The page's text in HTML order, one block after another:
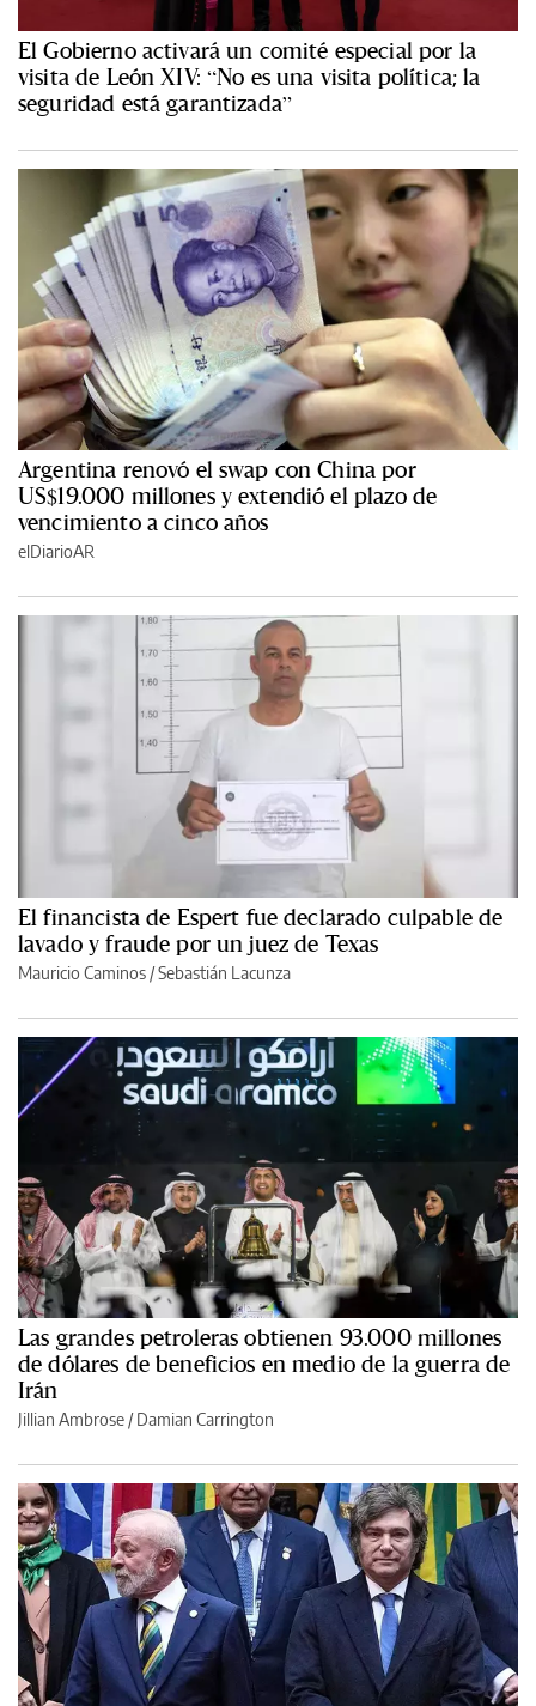
El Gobierno activará un comité especial por la
visita de León XIV: “No es una visita política; la
seguridad está garantizada”
Argentina renovó el swap con China por
US$19.000 millones y extendió el plazo de
vencimiento a cinco años
elDiarioAR
El financista de Espert fue declarado culpable de
lavado y fraude por un juez de Texas
Mauricio Caminos /Sebastián Lacunza
Las grandes petroleras obtienen 93.000 millones
de dólares de beneficios en medio de la guerra de
Irán
Jillian Ambrose / Damian Carrington